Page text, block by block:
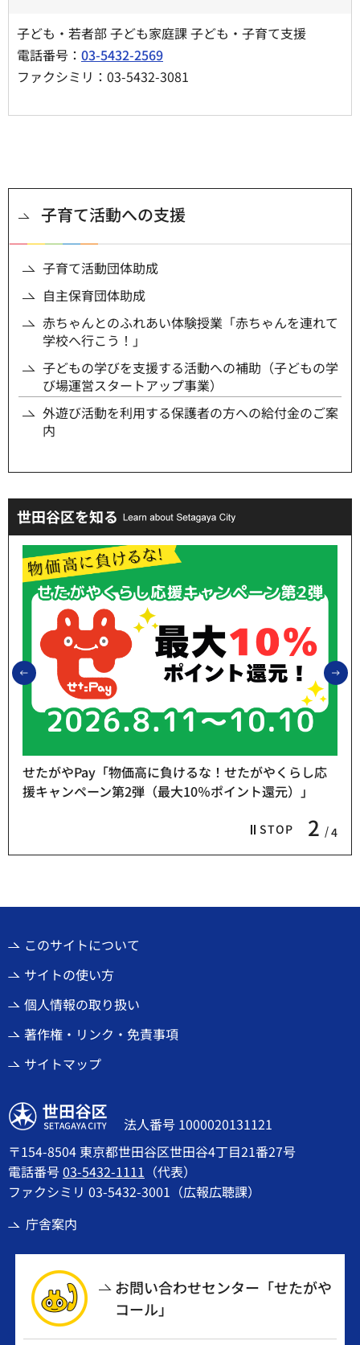
子ども・若者部 子ども家庭課 子ども・子育て支援
電話番号： 03-5432-2569
ファクシミリ：03-5432-3081
子育て活動への支援
子育て活動団体助成
自主保育団体助成
赤ちゃんとのふれあい体験授業「赤ちゃんを連れて
学校へ行こう！」
子どもの学びを支援する活動への補助（子どもの学
び場運営スタートアップ事業）
外遊び活動を利用する保護者の方への給付金のご案
内
世田谷区を知る
前のスライドを表示
STOP 2 4
せたがやPay「物価高に負けるな！せたがやくらし応
援キャンペーン第2弾（最大10％ポイント還元）」
このサイトについて
サイトの使い方
個人情報の取り扱い
著作権・リンク・免責事項
サイトマップ
世田谷区
法人番号 1000020131121
〒154-8504 東京都世田谷区世田谷4丁目21番27号
電話番号03-5432-1111 （代表）
ファクシミリ 03-5432-3001（広報広聴課）
庁舎案内
お問い合わせセンター「せたがや
コール」